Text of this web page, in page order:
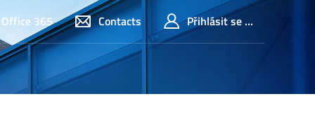
Office 365 Contacts Přihlásit se ...